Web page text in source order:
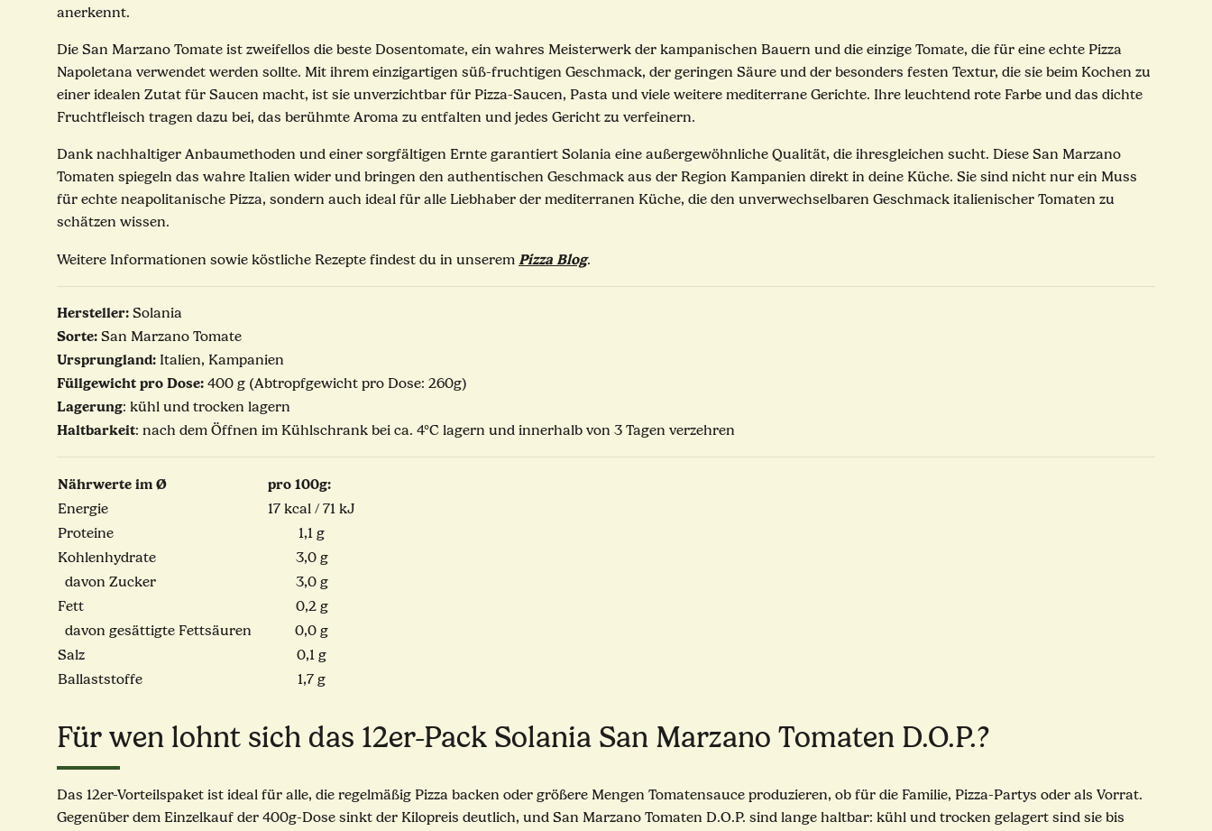
anerkennt.
Die San Marzano Tomate ist zweifellos die beste Dosentomate, ein wahres Meisterwerk der kampanischen Bauern und die einzige Tomate, die für eine echte Pizza
Napoletana verwendet werden sollte. Mit ihrem einzigartigen süß-fruchtigen Geschmack, der geringen Säure und der besonders festen Textur, die sie beim Kochen zu
einer idealen Zutat für Saucen macht, ist sie unverzichtbar für Pizza-Saucen, Pasta und viele weitere mediterrane Gerichte. Ihre leuchtend rote Farbe und das dichte
Fruchtfleisch tragen dazu bei, das berühmte Aroma zu entfalten und jedes Gericht zu verfeinern.
Dank nachhaltiger Anbaumethoden und einer sorgfältigen Ernte garantiert Solania eine außergewöhnliche Qualität, die ihresgleichen sucht. Diese San Marzano
Tomaten spiegeln das wahre Italien wider und bringen den authentischen Geschmack aus der Region Kampanien direkt in deine Küche. Sie sind nicht nur ein Muss
für echte neapolitanische Pizza, sondern auch ideal für alle Liebhaber der mediterranen Küche, die den unverwechselbaren Geschmack italienischer Tomaten zu
schätzen wissen.
Weitere Informationen sowie köstliche Rezepte findest du in unserem Pizza Blog.
Hersteller: Solania
Sorte: San Marzano Tomate
Ursprungland: Italien, Kampanien
Füllgewicht pro Dose: 400 g (Abtropfgewicht pro Dose: 260g)
Lagerung: kühl und trocken lagern
Haltbarkeit: nach dem Öffnen im Kühlschrank bei ca. 4°C lagern und innerhalb von 3 Tagen verzehren
Nährwerte im Ø pro 100g:
Energie
17 kcal / 71 kJ
Proteine
1,1 g
Kohlenhydrate
3,0 g
davon Zucker
3,0 g
Fett
0,2 g
davon gesättigte Fettsäuren
0,0 g
Salz
0,1 g
Ballaststoffe
1,7 g
Für wen lohnt sich das 12er-Pack Solania San Marzano Tomaten D.O.P.?
Das 12er-Vorteilspaket ist ideal für alle, die regelmäßig Pizza backen oder größere Mengen Tomatensauce produzieren, ob für die Familie, Pizza-Partys oder als Vorrat.
Gegenüber dem Einzelkauf der 400g-Dose sinkt der Kilopreis deutlich, und San Marzano Tomaten D.O.P. sind lange haltbar: kühl und trocken gelagert sind sie bis